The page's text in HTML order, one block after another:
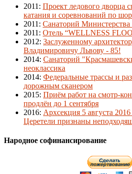
2011 : Проект ледового дворца
катания и соревнований по
2011 : Санаторий Министерства
2011 : Отель “WELLNESS
2012: Заслуженному
Владимировичу Львову - 85!
2014: Санаторий
неоклассика
2014: Федеральные трассы и
дорожным сканером
2015: Приём работ на смотр-
продлён до 1 сентября
2016: Архсекция 5 августа
Церетели признаны
Народное софинансирование